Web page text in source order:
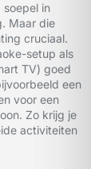
soepel in
Maar die
cruciaal.
setup als
TV) goed
een
voor een
Zo krijg je
activiteiten